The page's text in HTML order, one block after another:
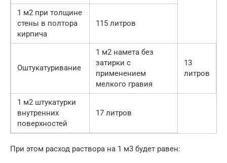
1 м2 при толщине
стены в полтора
кирпича
115 литров
Оштукатуривание
1 м2 намета без
затирки с
применением
мелкого гравия
13
литров
1 м2 штукатурки
внутренних
поверхностей
17 литров
При этом расход раствора на 1 м3 будет равен: